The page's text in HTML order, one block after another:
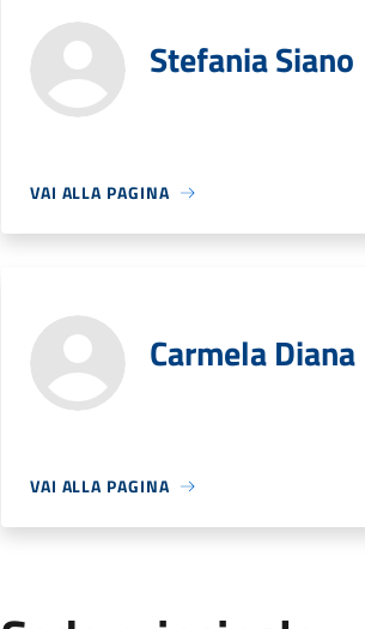
Stefania Siano
VAI ALLA PAGINA
Carmela Diana
VAI ALLA PAGINA